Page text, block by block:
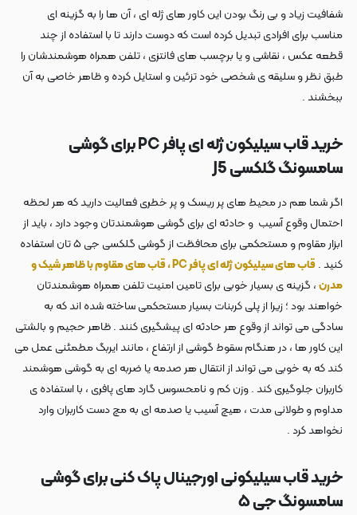
شفافیت زیاد و بی رنگ بودن این کاور های ژله ای ، آن ها را به گزینه ای
مناسب برای افرادی تبدیل کرده است که دوست دارند تا با استفاده از چند
قطعه عکس ، نقاشی و یا برچسب های فانتزی ، تلفن همراه هوشمندشان را
طبق نظر و سلیقه ی شخصی خود تزئین و استایل کرده و ظاهر خاصی به آن
ببخشند .
خرید قاب سیلیکون ژله ای پافر PC برای گوشی
سامسونگ گلکسی J5
اگر شما هم در محیط های پر ریسک و پر خطری فعالیت دارید که هر لحظه
احتمال وقوع آسیب و حادثه ای برای گوشی هوشمندتان وجود دارد ، باید از
ابزار مقاوم و مستحکمی برای محافظت از گوشی گلکسی جی ۵ تان استفاده
کنید .
قاب های سیلیکون ژله ای پافر PC ، قاب های مقاوم با ظاهر شیک و
مدرن، گزینه ی بسیار خوبی برای تامین امنیت تلفن همراه هوشمندتان
خواهند بود ؛ زیرا از پلی کربنات بسیار مستحکمی ساخته شده اند که به
سادگی می تواند از وقوع هر حادثه ای پیشگیری کنند . ظاهر حجیم و بالشتی
این کاور ها ، در هنگام سقوط گوشی از ارتفاع ، مانند ایربگ مطمئنی عمل می
کند که به خوبی می تواند از انتقال هر صدمه یا ضربه ای به گوشی هوشمند
کاربران جلوگیری کند . وزن کم و نامحسوس گارد های پافری ، با استفاده ی
مداوم و طولانی مدت ، هیچ آسیب یا صدمه ای به مچ دست کاربران وارد
نخواهد کرد .
خرید قاب سیلیکونی اورجینال پاک کنی برای گوشی
سامسونگ جی ۵